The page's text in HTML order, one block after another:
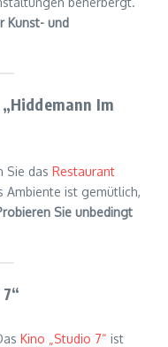
Kunst- und
Im
Sie das Restaurant
Ambiente ist gemütlich,
Sie unbedingt
Kino „Studio 7“ ist